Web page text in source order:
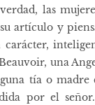
las
artículo y
carácter,
una
tía o
por el